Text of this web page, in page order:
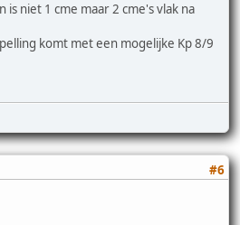
is niet 1 cme maar 2 cme's vlak na
komt met een mogelijke Kp 8/9
#6